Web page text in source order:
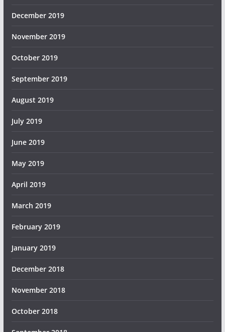
December 2019
November 2019
October 2019
September 2019
August 2019
July 2019
June 2019
May 2019
April 2019
March 2019
February 2019
January 2019
December 2018
November 2018
October 2018